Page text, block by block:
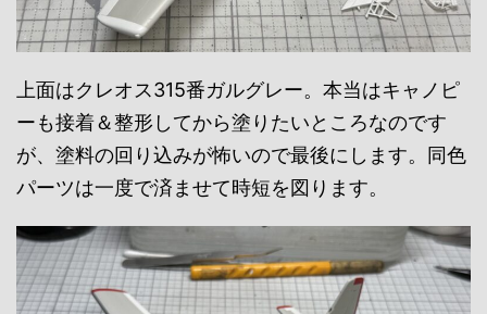
上面はクレオス315番ガルグレー。本当はキャノピ
ーも接着＆整形してから塗りたいところなのです
が、塗料の回り込みが怖いので最後にします。同色
パーツは一度で済ませて時短を図ります。